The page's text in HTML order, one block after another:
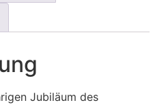
Jubiläum des